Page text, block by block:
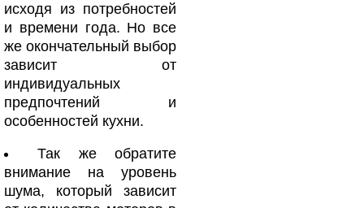
исходя из потребностей
и времени года. Но все
же окончательный выбор
зависит от
индивидуальных
предпочтений и
особенностей кухни.
Так же обратите
внимание на уровень
шума, который зависит